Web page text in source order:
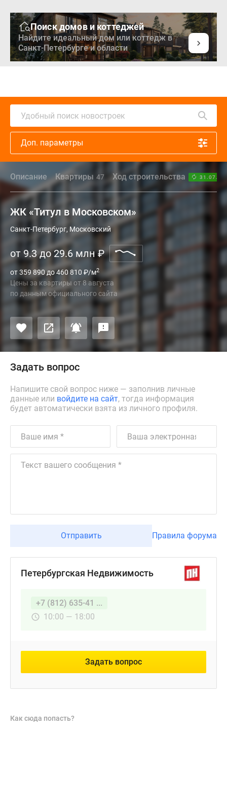
Поиск домов и коттеджей
Найдите идеальный дом или коттедж в
Санкт-Петербурге и области
Удобный поиск новостроек
Доп. параметры
Описание Квартиры 47 Ход строительства 31.07.26
ЖК «Титул в Московском»
Санкт-Петербург, Московский
от 9.3 до 29.6 млн ₽
от 359 890 до 460 810 ₽/м2
Цены за квартиры от 8 августа
по данным официального сайта
Задать вопрос
Напишите свой вопрос ниже — заполнив личные
данные или войдите на сайт, тогда информация
будет автоматически взята из личного профиля.
Отправить Правила форума
Петербургская Недвижимость
+7 (812) 635-41 ...
10:00 — 18:00
Задать вопрос
Как сюда попасть?